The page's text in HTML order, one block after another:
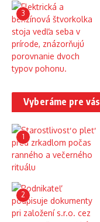
3
Vyberáme pre vás
1
2